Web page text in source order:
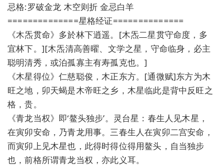
忌格:罗破金龙 木空则折 金忌白羊
==============星格经证==============
《木炁贯命》多於林下逍遥。[木炁二星贯守命度，多
宜林下。][木炁清高善曜、文学之星，守命临身，必主
聪明清秀，或泊孤寡主有寿孤克也。]
《木星得位》仁慈聪俊，木正东方。[通微赋]东方为木
旺之地，卯天蝎是木帝旺之乡，木星临此是背中反旺之
格，贵。
《青龙当权》即‘鳌头独步’。灵台星：春生人见木星，
在寅卯安命，乃青龙用事。三春生人在寅卯二宫安命，
而寅卯上见木星也，此得时得位得用鳌头，自当独步
也，前格所谓青龙当权，亦此义耳。